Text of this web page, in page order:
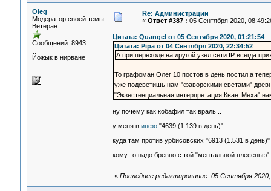
Oleg
Модератор своей темы
Ветеран
Сообщений: 8943
Йожык в нирване
Re: Администрации
« Ответ #387 : 05 Сентября 2020,
Цитата: Quangel от 05 Сентября 2020, 01:21:54
Цитата: Pipa от 04 Сентября 2020, 22:34:52
А при переходе на другой узел сети IP всегда
То графоман Олег 10 постов в день постил,а
уже подсветишь нам "фаворскими светами"
"Экзестенциальная интерпретация КвантМеха"
ну почему как кобафил так враль ..
у меня в инфо"4639 (1.139 в день)"
куда там против урбисовских "6913 (1.531 в день)"
кому то надо бревно с той "ментальной плесенью"
« Последнее редактирование: 05 Сентября